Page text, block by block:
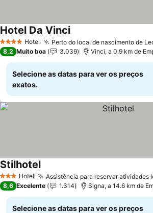
4 EstrelasHotel Perto do local de nascimento de
Hotel Da Vinci
8,2 Muito boa 3.039 Vinci, a 0.9 km de
Selecione as datas para ver os preços
exatos.
3 EstrelasHotel Assistência para reservar atividades
Stilhotel
8,6 Excelente 1.314 Signa, a 14.6 km de
Selecione as datas para ver os preços